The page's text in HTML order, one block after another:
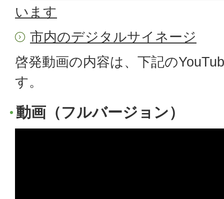
います
市内のデジタルサイネージ
啓発動画の内容は、下記の
す。
動画（フルバージョン）